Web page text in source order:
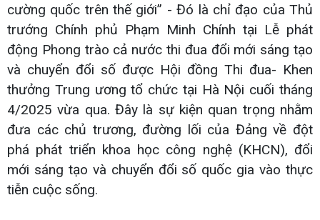
cường quốc trên thế giới” - Đó là chỉ đạo của Thủ
trướng Chính phủ Phạm Minh Chính tại Lễ phát
động Phong trào cả nước thi đua đổi mới sáng tạo
và chuyển đổi số được Hội đồng Thi đua- Khen
thưởng Trung ương tổ chức tại Hà Nội cuối tháng
4/2025 vừa qua. Đây là sự kiện quan trọng nhằm
đưa các chủ trương, đường lối của Đảng về đột
phá phát triển khoa học công nghệ (KHCN), đổi
mới sáng tạo và chuyển đổi số quốc gia vào thực
tiễn cuộc sống.